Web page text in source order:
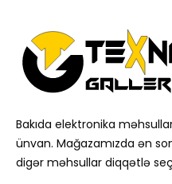
Bakıda elektronika
ünvan. Mağazamızda ən
digər məhsullar diqqətlə